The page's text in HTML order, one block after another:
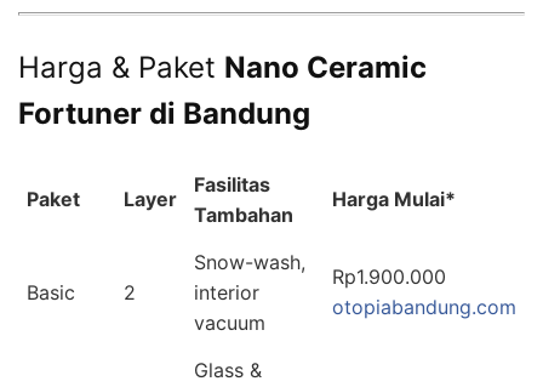
Harga & Paket Nano Ceramic
Fortuner di Bandung
Paket Layer
Fasilitas
Tambahan
Harga Mulai*
Basic 2
Snow-wash,
interior
vacuum
Rp1.900.000
otopiabandung.com
Glass &